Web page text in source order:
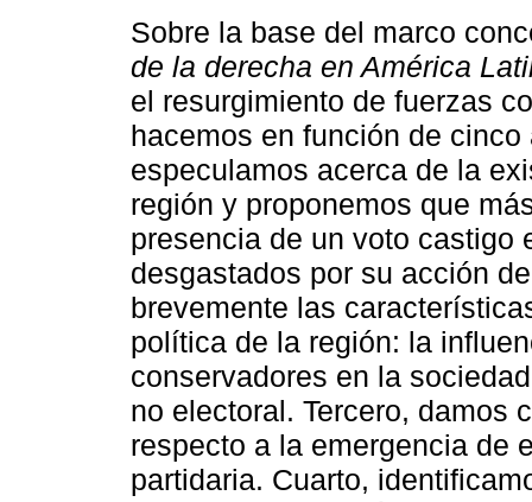
Sobre la base del marco
de la derecha en América
el resurgimiento de fuerzas
hacemos en función de
especulamos acerca de la
región y proponemos que
presencia de un voto castigo
desgastados por su acción
brevemente las
política de la región: la
conservadores en la
no electoral. Tercero, damos
respecto a la emergencia de
partidaria. Cuarto,